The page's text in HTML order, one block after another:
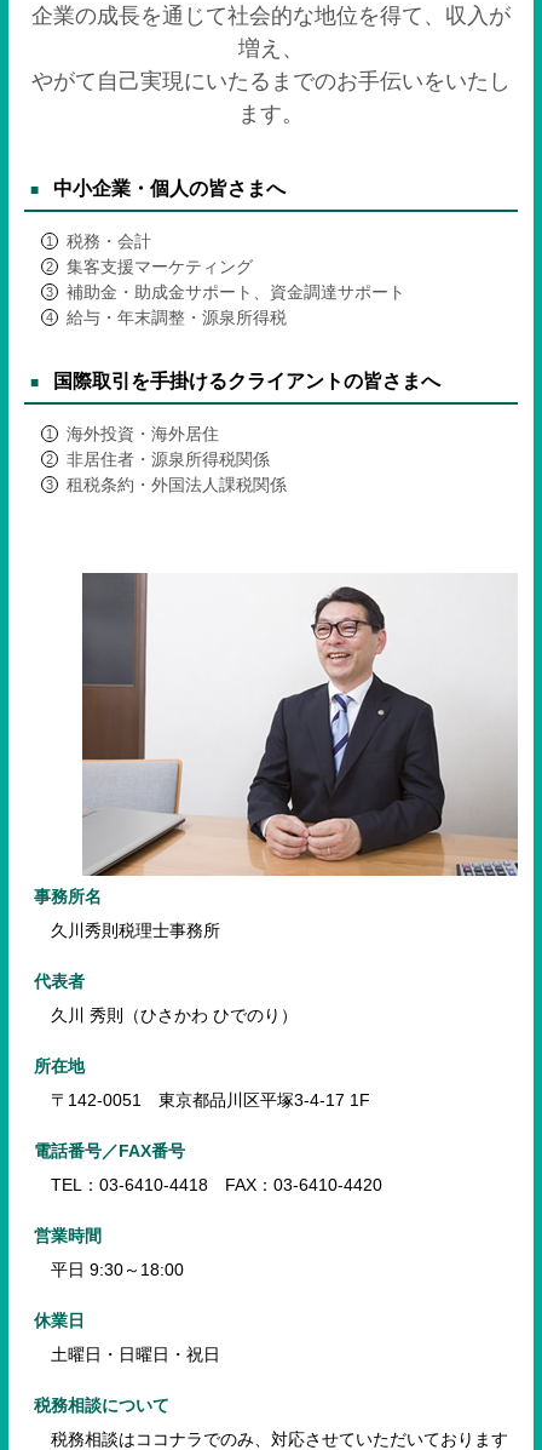
企業の成長を通じて社会的な地位を得て、収入が
増え、
やがて自己実現にいたるまでのお手伝いをいたし
ます。
中小企業・個人の皆さまへ
税務・会計
集客支援マーケティング
補助金・助成金サポート、資金調達サポート
給与・年末調整・源泉所得税
国際取引を手掛けるクライアントの皆さまへ
海外投資・海外居住
非居住者・源泉所得税関係
租税条約・外国法人課税関係
事務所名
久川秀則税理士事務所
代表者
久川 秀則（ひさかわ ひでのり）
所在地
〒142-0051 東京都品川区平塚3-4-17 1F
電話番号／FAX番号
TEL：03-6410-4418 FAX：03-6410-4420
営業時間
平日 9:30～18:00
休業日
土曜日・日曜日・祝日
税務相談について
税務相談はココナラでのみ、対応させていただいております